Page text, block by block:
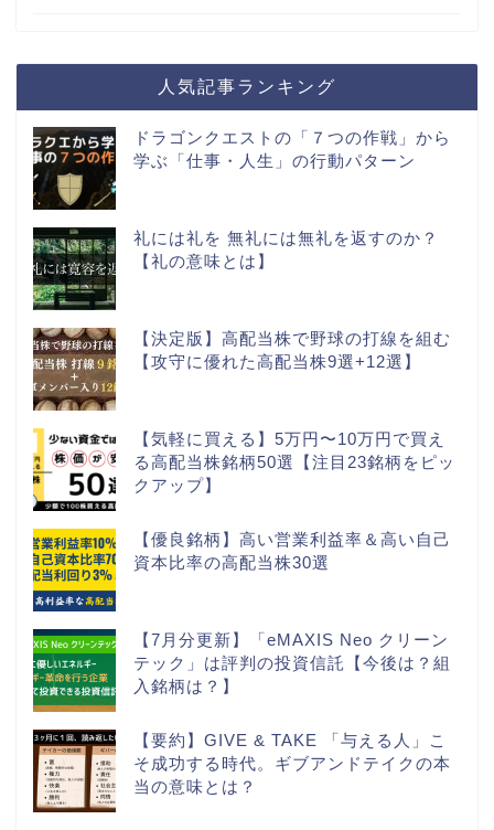
人気記事ランキング
ドラゴンクエストの「７つの作戦」から
学ぶ「仕事・人生」の行動パターン
礼には礼を 無礼には無礼を返すのか？
【礼の意味とは】
【決定版】高配当株で野球の打線を組む
【攻守に優れた高配当株9選+12選】
【気軽に買える】5万円〜10万円で買え
る高配当株銘柄50選【注目23銘柄をピッ
クアップ】
【優良銘柄】高い営業利益率＆高い自己
資本比率の高配当株30選
【7月分更新】「eMAXIS Neo クリーン
テック」は評判の投資信託【今後は？組
入銘柄は？】
【要約】GIVE & TAKE 「与える人」こ
そ成功する時代。ギブアンドテイクの本
当の意味とは？